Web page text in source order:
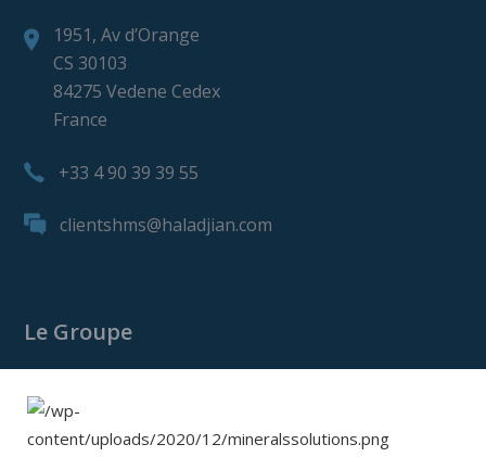
1951, Av d’Orange
CS 30103
84275 Vedene Cedex
France
+33 4 90 39 39 55
clientshms@haladjian.com
Le Groupe
Haladjian Mining